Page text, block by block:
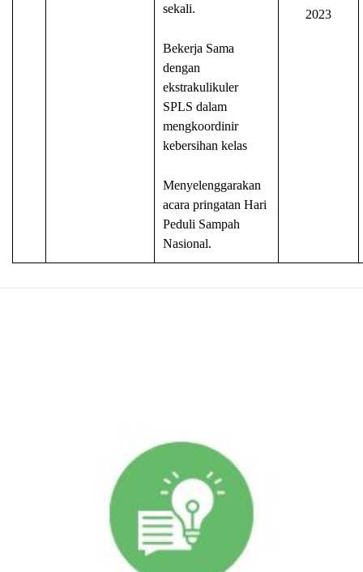
sekali.
Bekerja Sama
dengan
ekstrakulikuler
SPLS dalam
mengkoordinir
kebersihan kelas
Menyelenggarakan
acara pringatan Hari
Peduli Sampah
Nasional.
2023